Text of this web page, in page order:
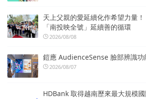
天上父親的愛延續化作希望力量
「南投映全號」延續善的循環
2026/08/08
鎧應 AudienceSense 臉部辨識功
2026/08/07
HDBank 取得越南歷來最大規模